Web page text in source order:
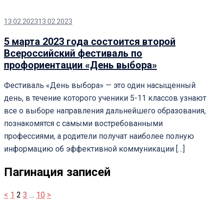
13.02.202313.02.2023
5 марта 2023 года состоится второй
Всероссийский фестиваль по
профориентации «День выбора»
Фестиваль «День выбора» — это один насыщенный
день, в течение которого ученики 5-11 классов узнают
все о выборе направления дальнейшего образования,
познакомятся с самыми востребованными
профессиями, а родители получат наиболее полную
информацию об эффективной коммуникации […]
Пагинация записей
< 1 2 3 … 10 >